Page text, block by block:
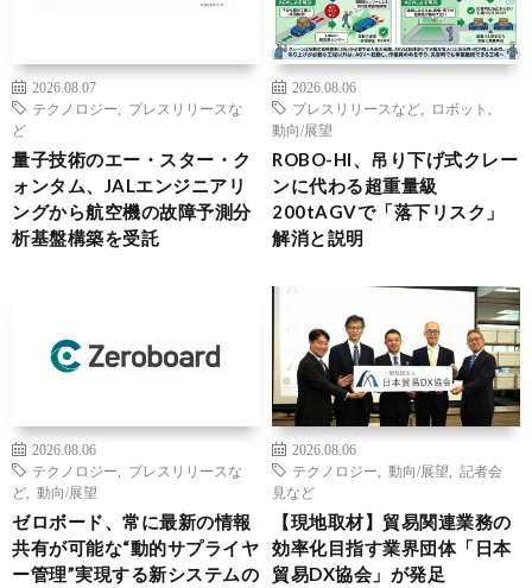
2026.08.07
テクノロジー
プレスリリースな
ど
量子技術のエー・スター・ク
ォンタム、JALエンジニアリ
ングから航空機の故障予測分
析基盤構築を受託
2026.08.06
プレスリリースなど
ロボット
動向/展望
ROBO-HI、吊り下げ式クレー
ンに代わる超重量級
200tAGVで「落下リスク」
解消と説明
2026.08.06
テクノロジー
プレスリリースな
ど
動向/展望
ゼロボード、常に最新の情報
共有が可能な“動的サプライヤ
ー管理”実現する新システムの
2026.08.06
テクノロジー
動向/展望
記者会
見など
【現地取材】貿易関連業務の
効率化目指す業界団体「日本
貿易DX協会」が発足